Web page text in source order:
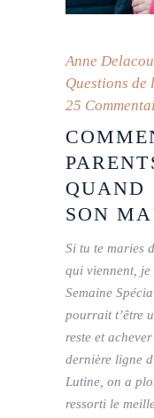
Anne
Questions de
25
QUAND
SON
Si tu te maries
qui viennent, je
Semaine
pourrait t’être
reste et
dernière ligne
Lutine, on a
ressorti le